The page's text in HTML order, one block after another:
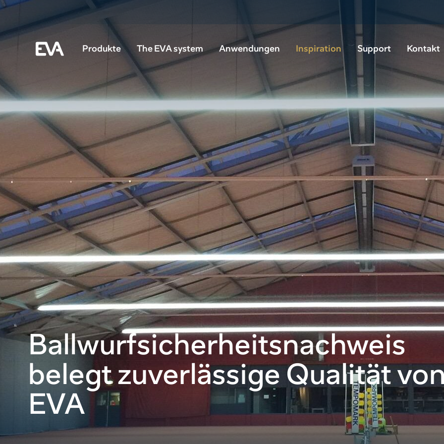
Produkte The EVA system Anwendungen Inspiration Support Kontakt
Ballwurfsicherheitsnachweis
belegt zuverlässige Qualität
EVA